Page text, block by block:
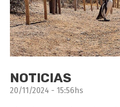
NOTICIAS
20/11/2024 - 15:56hs